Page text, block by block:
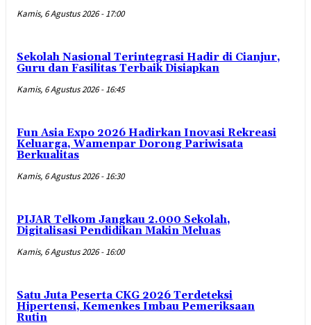
Kamis, 6 Agustus 2026 - 17:00
Sekolah Nasional Terintegrasi Hadir di Cianjur,
Guru dan Fasilitas Terbaik Disiapkan
Kamis, 6 Agustus 2026 - 16:45
Fun Asia Expo 2026 Hadirkan Inovasi Rekreasi
Keluarga, Wamenpar Dorong Pariwisata
Berkualitas
Kamis, 6 Agustus 2026 - 16:30
PIJAR Telkom Jangkau 2.000 Sekolah,
Digitalisasi Pendidikan Makin Meluas
Kamis, 6 Agustus 2026 - 16:00
Satu Juta Peserta CKG 2026 Terdeteksi
Hipertensi, Kemenkes Imbau Pemeriksaan
Rutin